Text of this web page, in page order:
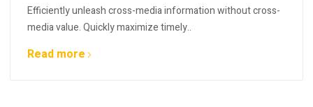
Efficiently unleash cross-media information without cross-
media value. Quickly maximize timely..
Read more